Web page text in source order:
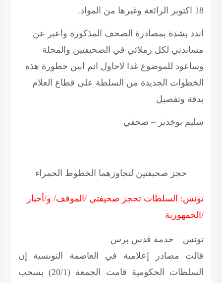
18 اكتوبر الرائعة وغيرها من المواد.
اندد بشدة بمصادرة الصحف المذكورة واعبر عن
مساندتي لكل زملائي في الصحيفتين والمجلة
وساعود للموضوع غدا لاحاول انم ابين خطورة هذه
الخطوات الجديدة من السلطة على قطاع العلام
بدقة وتفصيل
سليم بوخذير – صحفي
حجز صحيفتين لتجاوزهما الخطوط الحمراء
تونس: السلطات تحجز صحيفتي /الموقف/ و/أخبار
الجمهورية/
تونس – خدمة قدس برس
قالت مصادر إعلامية في العاصمة التونسية إن
السلطات الحكومية قامت الجمعة (20/1) بسحب